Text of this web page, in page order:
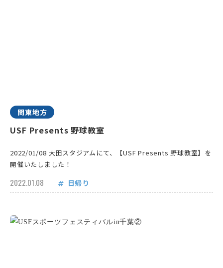
関東地方
USF Presents 野球教室
2022/01/08 大田スタジアムにて、【USF Presents 野球教室】を
開催いたしました！
2022.01.08 日帰り